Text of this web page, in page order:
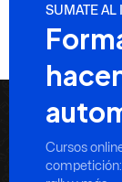
SUMATE AL
Cursos
competición: